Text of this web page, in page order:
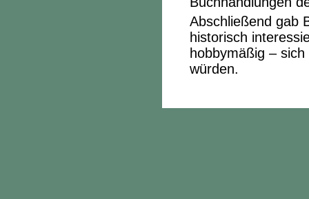
Abschließend gab
historisch
hobbymäßig –
würden.